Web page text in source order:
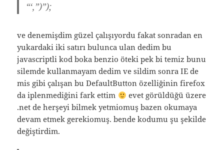
“‘,”)”);
ve denemişdim güzel çalışıyordu fakat sonradan en
yukardaki iki satırı bulunca ulan dedim bu
javascriptli kod boka benzio öteki pek bi temiz bunu
silemde kullanmayam dedim ve sildim sonra IE de
mis gibi çalışan bu DefaultButton özelliğinin firefox
da iplenmediğini fark ettim
evet görüldüğü üzere
.net de herşeyi bilmek yetmiomuş bazen okumaya
devam etmek gerekiomuş. bende kodumu şu şekilde
değiştirdim.